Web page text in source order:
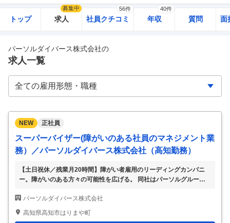
トップ 求人
募集中
社員クチコミ
56件
年収
40件
質問 面
パーソルダイバース株式会社の
求人一覧
NEW 正社員
スーパーバイザー(障がいのある社員のマネジメント業
務）／パーソルダイバース株式会社（高知勤務）
【土日祝休／残業月20時間】障がい者雇用のリーディングカンパニ
ー。障がいのある方々の可能性を広げる。 同社はパーソルグループ
等を行う、障がい者雇用のリーディングカンパニーです。 2025年初
の本格的な地方進出となる高知オフィスの開所しており、SV（スー
パーソルダイバース株式会社
高知県高知市はりまや町